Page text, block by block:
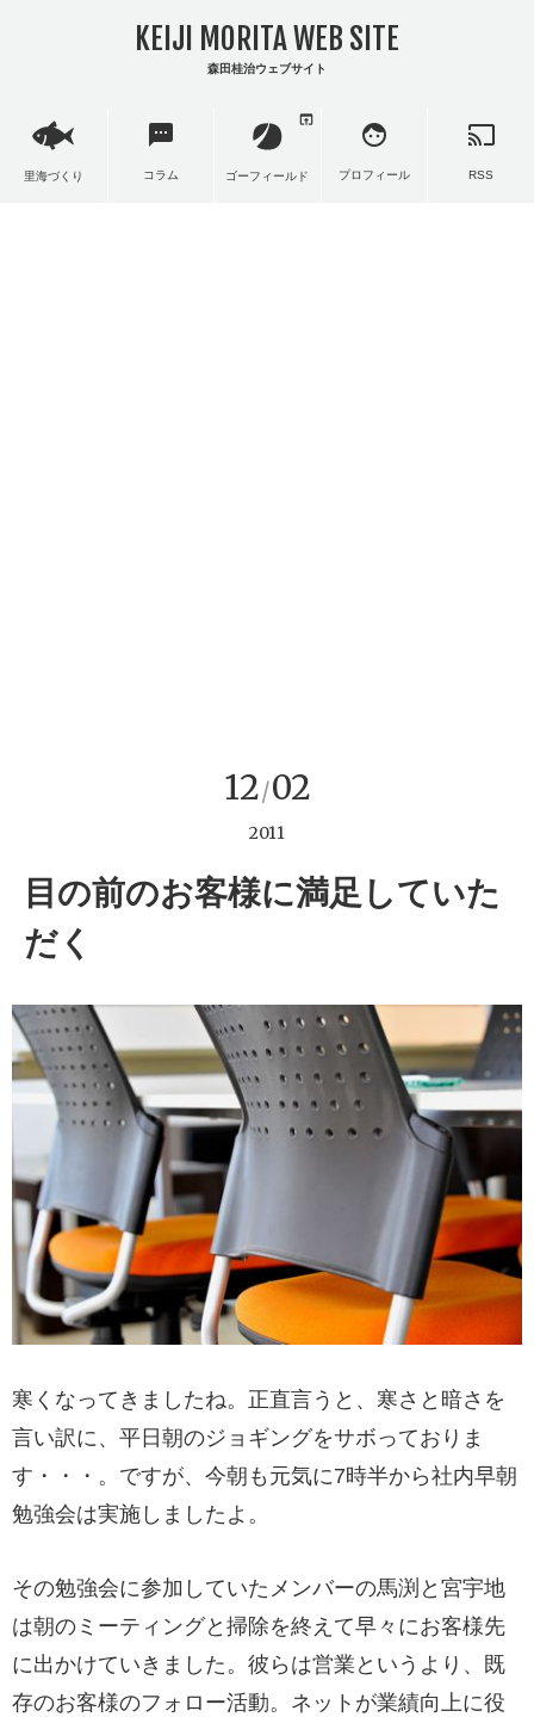
KEIJI MORITA WEB SITE
森田桂治ウェブサイト
里海づくり
sms
コラム ゴーフィールド
open_in_browser
face
プロフィール
cast
RSS
12/02
2011
目の前のお客様に満足していた
だく
寒くなってきましたね。正直言うと、寒さと暗さを
言い訳に、平日朝のジョギングをサボっておりま
す・・・。ですが、今朝も元気に7時半から社内早朝
勉強会は実施しましたよ。
その勉強会に参加していたメンバーの馬渕と宮宇地
は朝のミーティングと掃除を終えて早々にお客様先
に出かけていきました。彼らは営業というより、既
存のお客様のフォロー活動。ネットが業績向上に役